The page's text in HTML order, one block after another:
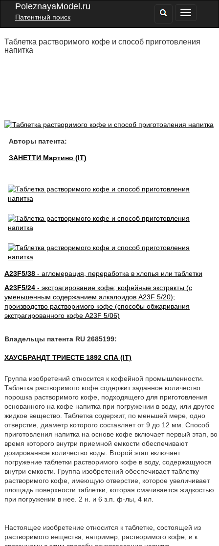
PoleznayaModel.ru
Патентный поиск
Таблетка растворимого кофе и способ приготовления
напитка
Авторы патента:
ЗАНЕТТИ Мартино (IT)
A23F5/38- агломерация, переработка в хлопья или таблетки
A23F5/24- экстрагирование кофе; кофейные экстракты (с
уменьшенным содержанием алкалоидов A23F 5/20);
производство растворимого кофе (способы обжаривания
экстрагированного кофе A23F 5/06)
Владельцы патента RU 2685199:
ХАУСБРАНДТ ТРИЕСТЕ 1892 СПА (IT)
Группа изобретений относится к кофейной промышленности.
Таблетка растворимого кофе содержит заданное количество
порошка растворимого кофе, подходящего для приготовления
основанного на кофе напитка при погружении в воду, или другое
жидкое вещество. Таблетка содержит, по меньшей мере, одно
отверстие, диаметр которого составляет от 9 до 12 мм. Способ
приготовления напитка на основе кофе включает первый этап, во
время которого внутри приемной емкости обеспечивают
дозированное количество воды. Второй этап включает
погружение таблетки растворимого кофе в воду, содержащуюся
внутри емкости. Группа изобретений обеспечивает таблетку
растворимого кофе, имеющую отверстие, которое увеличивает
площадь поверхности таблетки, которая смачивается жидкостью
при погружении в нее. 2 н. и 6 з.п. ф-лы, 4 ил.
Настоящее изобретение относится к таблетке, состоящей из
растворимого вещества, например, растворимого кофе, и к